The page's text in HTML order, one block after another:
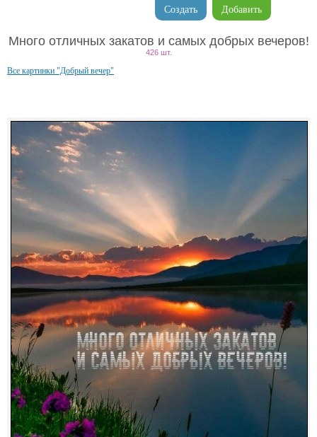
Добавить
Создать
Много отличных закатов и самых добрых вечеров!
426 шт.
Все картинки "Добрый вечер"